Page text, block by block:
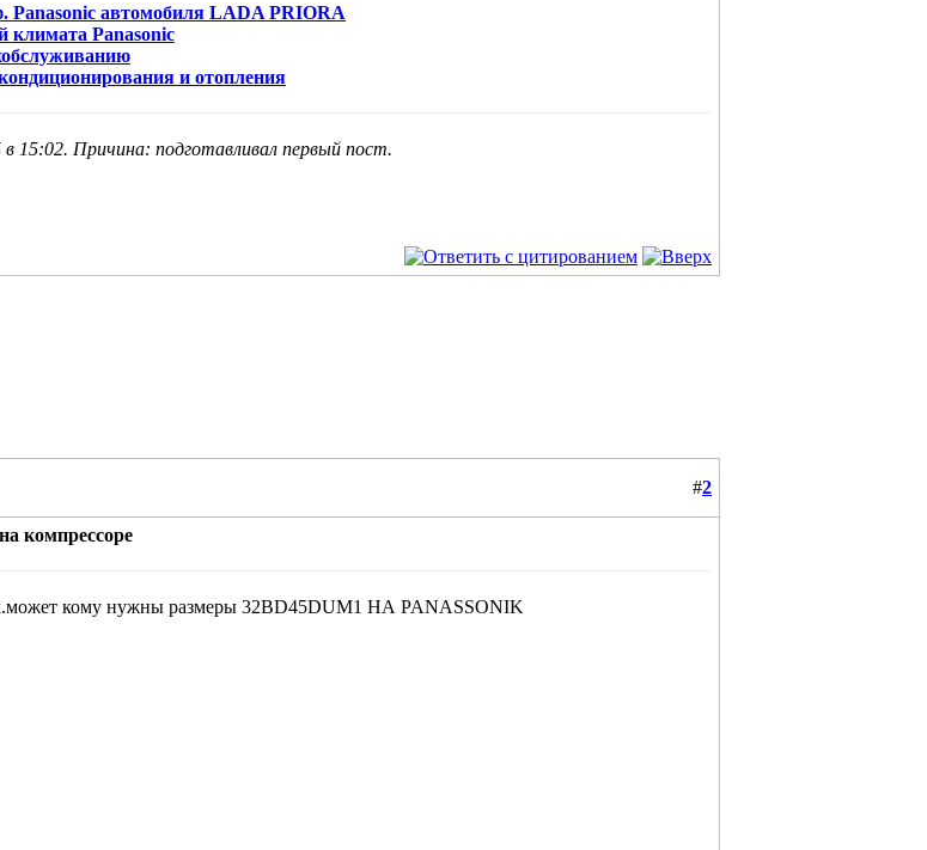
Panasonic автомобиля LADA PRIORA
климата Panasonic
и отопления
в 15:02. Причина: подготавливал первый пост.
#2
компрессоре
кому нужны размеры 32BD45DUM1 НА PANASSONIK